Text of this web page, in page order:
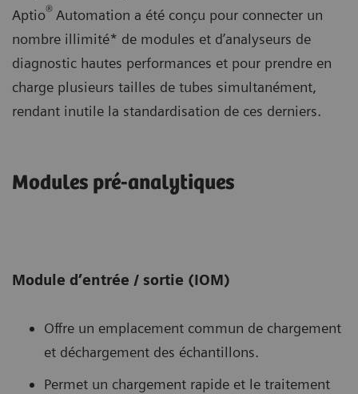
Aptio® Automation a été conçu pour connecter un
nombre illimité* de modules et d’analyseurs de
diagnostic hautes performances et pour prendre en
charge plusieurs tailles de tubes simultanément,
rendant inutile la standardisation de ces derniers.
Modules pré-analytiques
Module d’entrée / sortie (IOM)
Offre un emplacement commun de chargement
et déchargement des échantillons.
Permet un chargement rapide et le traitement